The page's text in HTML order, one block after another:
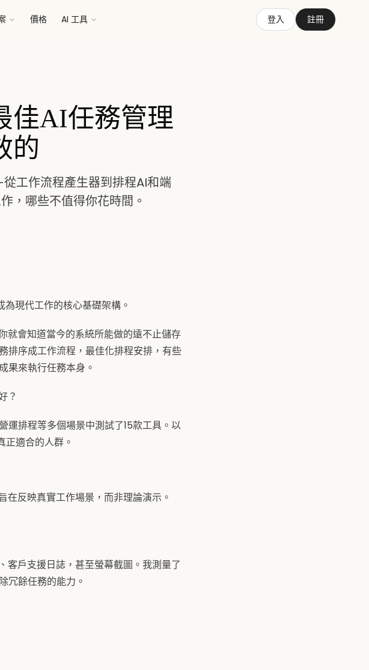
價格 AI 工具 登入 註冊
佳AI任務管理
的
工作流程產生器到排程AI和端
，哪些不值得你花時間。
現代工作的核心基礎架構。
就會知道當今的系統所能做的遠不止儲存
排序成工作流程，最佳化排程安排，有些
果來執行任務本身。
？
運排程等多個場景中測試了15款工具。以
適合的人群。
反映真實工作場景，而非理論演示。
客戶支援日誌，甚至螢幕截圖。我測量了
冗餘任務的能力。